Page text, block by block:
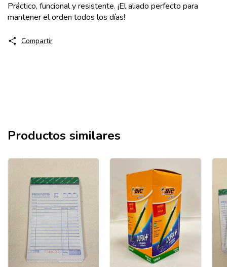
Práctico, funcional y resistente. ¡El aliado perfecto para
mantener el orden todos los días!
Compartir
Productos similares